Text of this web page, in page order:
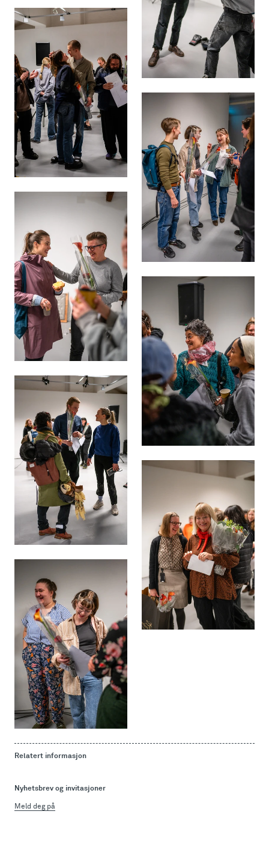
Relatert informasjon
Nyhetsbrev og invitasjoner
Meld deg på